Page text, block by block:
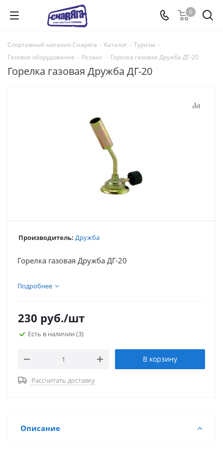
0
Спортивный магазин Снаряга - Каталог - Туризм -
Газовое оборудование - Резаки - Горелка газовая Дружба ДГ-20
Горелка газовая Дружба ДГ-20
Производитель: Дружба
Горелка газовая Дружба ДГ-20
Подробнее
230 руб./шт
Есть в наличии (3)
В корзину
Рассчитать доставку
Описание